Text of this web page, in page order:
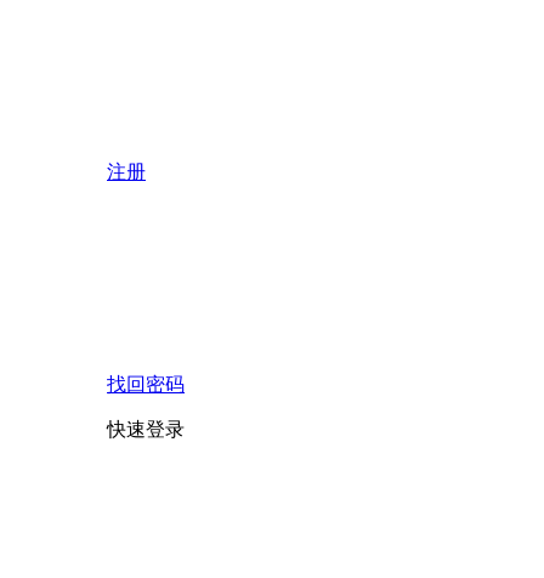
注册
找回密码
快速登录